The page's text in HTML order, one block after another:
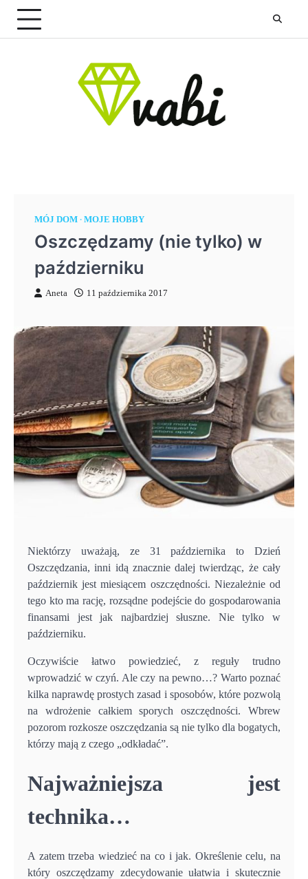
Skip
content
MÓJ DOM MOJE HOBBY
Oszczędzamy (nie tylko) w
październiku
Aneta 11 października 2017
Niektórzy uważają, ze 31 października to Dzień
Oszczędzania, inni idą znacznie dalej twierdząc, że cały
październik jest miesiącem oszczędności. Niezależnie od
tego kto ma rację, rozsądne podejście do gospodarowania
finansami jest jak najbardziej słuszne. Nie tylko w
październiku.
Oczywiście łatwo powiedzieć, z reguły trudno
wprowadzić w czyń. Ale czy na pewno…? Warto poznać
kilka naprawdę prostych zasad i sposobów, które pozwolą
na wdrożenie całkiem sporych oszczędności. Wbrew
pozorom rozkosze oszczędzania są nie tylko dla bogatych,
którzy mają z czego „odkładać”.
Najważniejsza jest
technika…
A zatem trzeba wiedzieć na co i jak. Określenie celu, na
który oszczędzamy zdecydowanie ułatwia i skutecznie